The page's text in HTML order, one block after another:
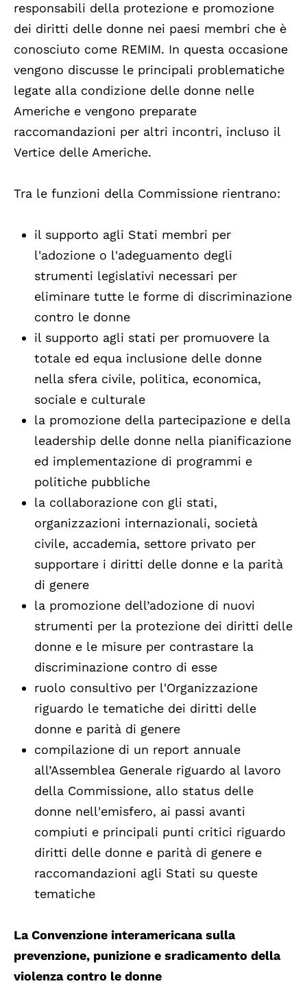
responsabili della protezione e promozione
dei diritti delle donne nei paesi membri che è
conosciuto come REMIM. In questa occasione
vengono discusse le principali problematiche
legate alla condizione delle donne nelle
Americhe e vengono preparate
raccomandazioni per altri incontri, incluso il
Vertice delle Americhe.
Tra le funzioni della Commissione rientrano:
il supporto agli Stati membri per
l'adozione o l'adeguamento degli
strumenti legislativi necessari per
eliminare tutte le forme di discriminazione
contro le donne
il supporto agli stati per promuovere la
totale ed equa inclusione delle donne
nella sfera civile, politica, economica,
sociale e culturale
la promozione della partecipazione e della
leadership delle donne nella pianificazione
ed implementazione di programmi e
politiche pubbliche
la collaborazione con gli stati,
organizzazioni internazionali, società
civile, accademia, settore privato per
supportare i diritti delle donne e la parità
di genere
la promozione dell’adozione di nuovi
strumenti per la protezione dei diritti delle
donne e le misure per contrastare la
discriminazione contro di esse
ruolo consultivo per l'Organizzazione
riguardo le tematiche dei diritti delle
donne e parità di genere
compilazione di un report annuale
all’Assemblea Generale riguardo al lavoro
della Commissione, allo status delle
donne nell'emisfero, ai passi avanti
compiuti e principali punti critici riguardo
diritti delle donne e parità di genere e
raccomandazioni agli Stati su queste
tematiche
La Convenzione interamericana sulla
prevenzione, punizione e sradicamento della
violenza contro le donne